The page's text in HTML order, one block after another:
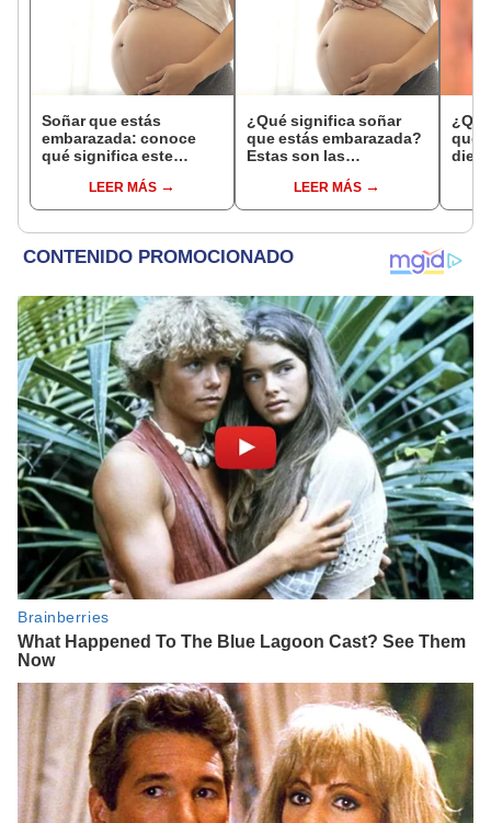
Soñar que estás
embarazada: conoce
qué significa este
LEER MÁS
¿Qué significa soñar
que estás embarazada?
Estas son las
comunesLEER MÁS
que